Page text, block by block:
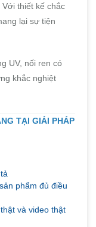
thiết kế chắc
lại sự tiện
UV, nối ren có
khắc nghiệt
TẠI GIẢI PHÁP
phẩm đủ điều
và video thật